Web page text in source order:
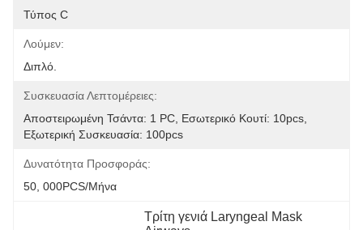
Τύπος C
Λούμεν:
Διπλό.
Συσκευασία Λεπτομέρειες:
Αποστειρωμένη Τσάντα: 1 PC, Εσωτερικό Κουτί: 10pcs,
Εξωτερική Συσκευασία: 100pcs
Δυνατότητα Προσφοράς:
50, 000PCS/μήνα
Τρίτη γενιά Laryngeal Mask